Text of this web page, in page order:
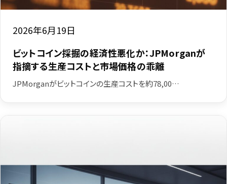
2026年6月19日
ビットコイン採掘の経済性悪化か：JPMorganが
指摘する生産コストと市場価格の乖離
JPMorganがビットコインの生産コストを約78,00…